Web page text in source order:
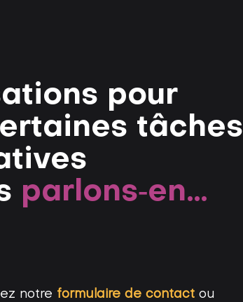
pour
tâches
parlons‑en…
notre formulaire de contact ou